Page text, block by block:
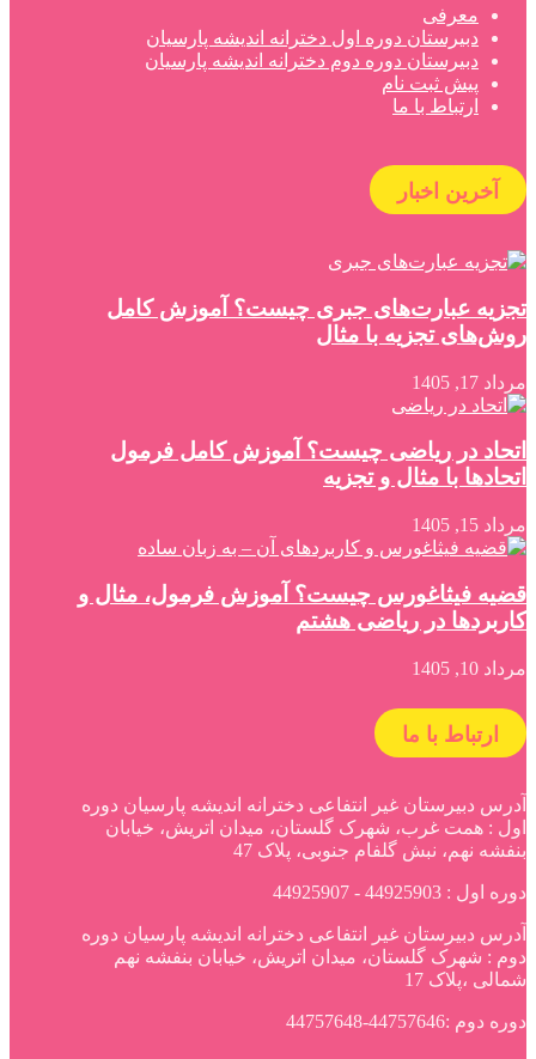
معرفی
دبیرستان دوره اول دخترانه اندیشه پارسیان
دبیرستان دوره دوم دخترانه اندیشه پارسیان
پیش ثبت نام
ارتباط با ما
آخرین اخبار
تجزیه عبارت‌های جبری چیست؟ آموزش کامل
روش‌های تجزیه با مثال
مرداد 17, 1405
اتحاد در ریاضی چیست؟ آموزش کامل فرمول
اتحادها با مثال و تجزیه
مرداد 15, 1405
قضیه فیثاغورس چیست؟ آموزش فرمول، مثال و
کاربردها در ریاضی هشتم
مرداد 10, 1405
ارتباط با ما
آدرس دبیرستان غیر انتفاعی دخترانه اندیشه پارسیان دوره
اول : همت غرب، شهرک گلستان، میدان اتریش، خیابان
بنفشه نهم، نبش گلفام جنوبی، پلاک 47
دوره اول : 44925903 - 44925907
آدرس دبیرستان غیر انتفاعی دخترانه اندیشه پارسیان دوره
دوم : شهرک گلستان، میدان اتریش، خیابان بنفشه نهم
شمالی ،پلاک 17
دوره دوم :44757646-44757648